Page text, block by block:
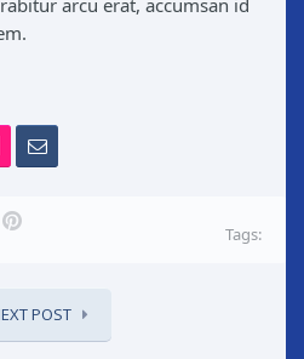
arcu erat, accumsan id
Tags:
POST